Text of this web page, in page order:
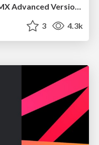
End of SEO as We Know It (SMX Advanced Version)
3 4.3k